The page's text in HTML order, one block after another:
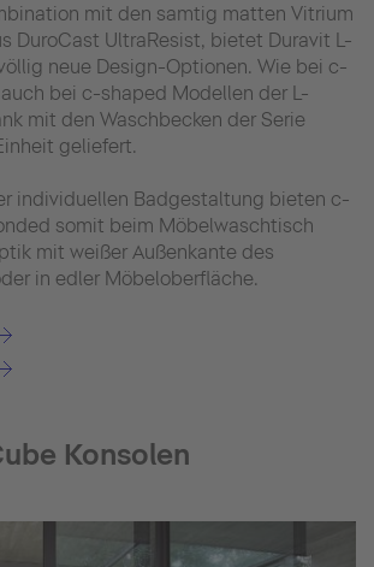
mit den samtig matten Vitrium
DuroCast UltraResist, bietet Duravit L-
neue Design-Optionen. Wie bei c-
bei c-shaped Modellen der L-
mit den Waschbecken der Serie
geliefert.
individuellen Badgestaltung bieten c-
somit beim Möbelwaschtisch
mit weißer Außenkante des
in edler Möbeloberfläche.
Konsolen